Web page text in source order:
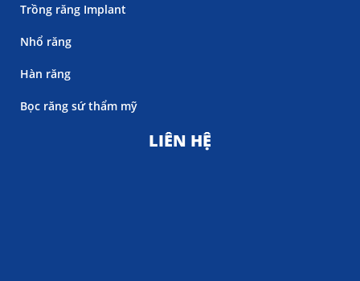
Trồng răng Implant
Nhổ răng
Hàn răng
Bọc răng sứ thẩm mỹ
LIÊN HỆ